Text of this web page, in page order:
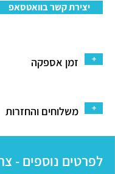
יצירת קשר בוואטסאפ
זמן אספקה +
משלוחים והחזרות +
לפרטים נוספים -